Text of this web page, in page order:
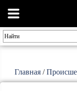
Главная /